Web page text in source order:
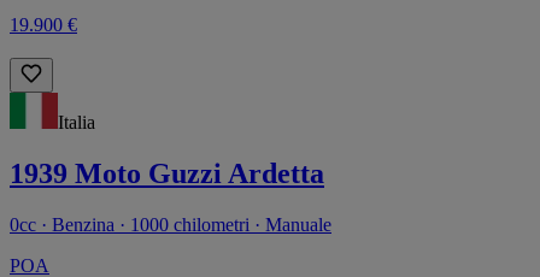
19.900 €
Italia
1939 Moto Guzzi Ardetta
0cc · Benzina · 1000 chilometri · Manuale
POA